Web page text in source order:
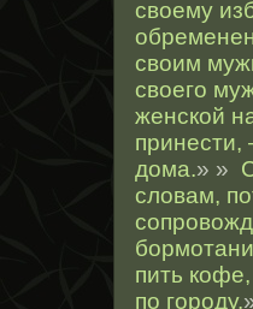
своему
своим
своего
женской
принести,
дома.» »
словам,
пить
по городу.